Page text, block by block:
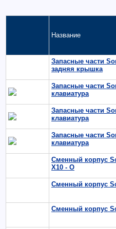
Название
Запасные части
задняя крышка
Запасные части
клавиатура
Запасные части
клавиатура
Запасные части
клавиатура
Сменный корпус
X10 - O
Сменный корпус
Сменный корпус